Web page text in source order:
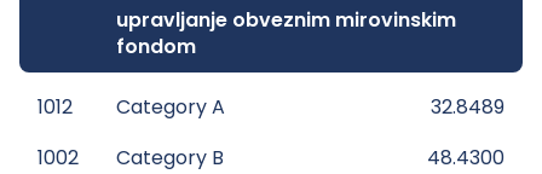
upravljanje obveznim mirovinskim
fondom
1012 Category A
32.8489
1002
Category B
48.4300